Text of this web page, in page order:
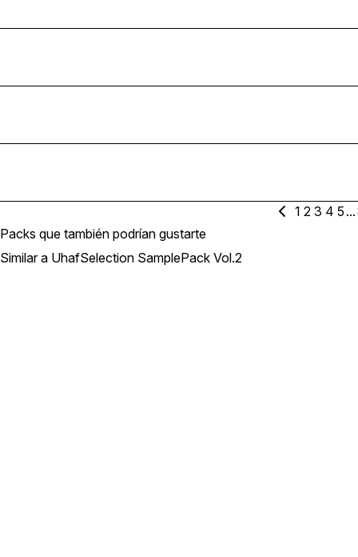
1 2 3 4 5 ...
Packs que también podrían gustarte
Similar a UhafSelection SamplePack Vol.2